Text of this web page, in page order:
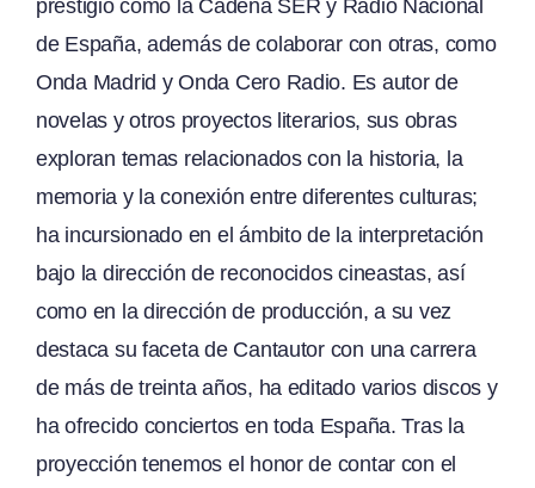
prestigio como la Cadena SER y Radio Nacional
de España, además de colaborar con otras, como
Onda Madrid y Onda Cero Radio. Es autor de
novelas y otros proyectos literarios, sus obras
exploran temas relacionados con la historia, la
memoria y la conexión entre diferentes culturas;
ha incursionado en el ámbito de la interpretación
bajo la dirección de reconocidos cineastas, así
como en la dirección de producción, a su vez
destaca su faceta de Cantautor con una carrera
de más de treinta años, ha editado varios discos y
ha ofrecido conciertos en toda España. Tras la
proyección tenemos el honor de contar con el